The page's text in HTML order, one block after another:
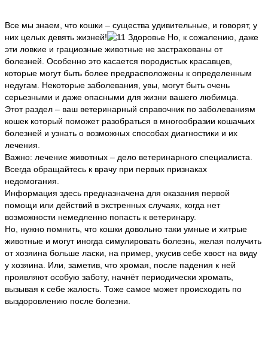
Все мы знаем, что кошки – существа удивительные, и говорят, у
них целых девять жизней!
Но, к сожалению, даже
эти ловкие и грациозные животные не застрахованы от
болезней. Особенно это касается породистых красавцев,
которые могут быть более предрасположены к определенным
недугам. Некоторые заболевания, увы, могут быть очень
серьезными и даже опасными для жизни вашего любимца.
Этот раздел – ваш ветеринарный справочник по заболеваниям
кошек который поможет разобраться в многообразии кошачьих
болезней и узнать о возможных способах диагностики и их
лечения.
Важно: лечение животных – дело ветеринарного специалиста.
Всегда обращайтесь к врачу при первых признаках
недомогания.
Информация здесь предназначена для оказания первой
помощи или действий в экстренных случаях, когда нет
возможности немедленно попасть к ветеринару.
Но, нужно помнить, что кошки довольно таки умные и хитрые
животные и могут иногда симулировать болезнь, желая получить
от хозяина больше ласки, на пример, укусив себе хвост на виду
у хозяина. Или, заметив, что хромая, после падения к ней
проявляют особую заботу, начнёт периодически хромать,
вызывая к себе жалость. Тоже самое может происходить по
выздоровлению после болезни.